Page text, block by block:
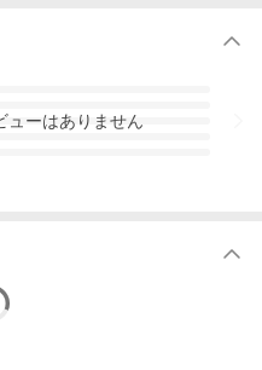
ューはありません